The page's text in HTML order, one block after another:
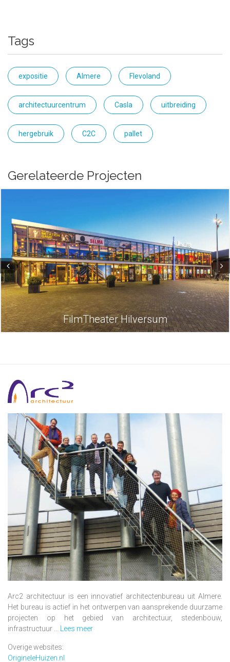
Tags
expositie Almere Flevoland
architectuurcentrum Casla uitbreiding
hergebruik C2C pallet
Gerelateerde Projecten
FilmTheater Hilversum
Arc2 architectuur is een innovatief architectenbureau uit Almere.
Het bureau is actief in het ontwerpen van aansprekende duurzame
projecten op het gebied van architectuur, stedenbouw,
infrastructuur ...
Lees meer
Overige websites:
OrigineleHuizen.nl